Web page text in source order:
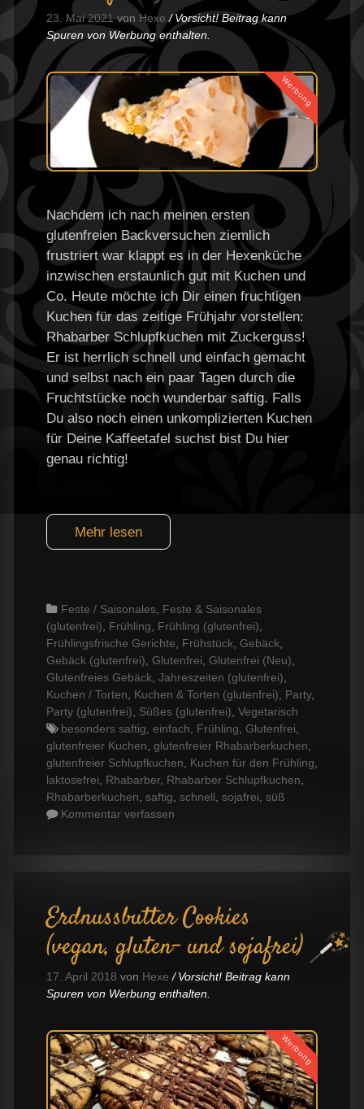
23. Mai 2021 von Hexe
Vorsicht! Beitrag kann
Spuren von Werbung enthalten.
Werbung
Nachdem ich nach meinen ersten
glutenfreien Backversuchen ziemlich
frustriert war klappt es in der Hexenküche
inzwischen erstaunlich gut mit Kuchen und
Co. Heute möchte ich Dir einen fruchtigen
Kuchen für das zeitige Frühjahr vorstellen:
Rhabarber Schlupfkuchen mit Zuckerguss!
Er ist herrlich schnell und einfach gemacht
und selbst nach ein paar Tagen durch die
Fruchtstücke noch wunderbar saftig. Falls
Du also noch einen unkomplizierten Kuchen
für Deine Kaffeetafel suchst bist Du hier
genau richtig!
Mehr lesen
Categories
Feste / Saisonales Feste & Saisonales
(glutenfrei)
Frühling Frühling (glutenfrei)
Frühlingsfrische Gerichte
Frühstück Gebäck
Gebäck (glutenfrei)
Glutenfrei Glutenfrei (Neu)
Glutenfreies Gebäck Jahreszeiten (glutenfrei)
Kuchen / Torten
Kuchen & Torten (glutenfrei) Party,
Party (glutenfrei)
Süßes (glutenfrei) Vegetarisch
Tags
besonders saftig einfach Frühling Glutenfrei
glutenfreier Kuchen glutenfreier Rhabarberkuchen
glutenfreier Schlupfkuchen
Kuchen für den Frühling
laktosefrei
Rhabarber, Rhabarber Schlupfkuchen
Rhabarberkuchen saftig schnell sojafrei süß
Kommentar verfassen
Erdnussbutter Cookies
(vegan, gluten- und sojafrei)
17. April 2018 von Hexe
Vorsicht! Beitrag kann
Spuren von Werbung enthalten.
Werbung